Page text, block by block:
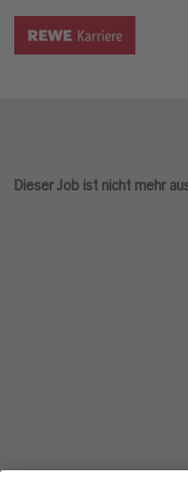
Dieser Job ist nicht mehr